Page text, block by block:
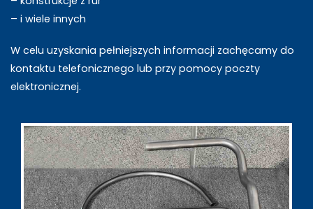
– i wiele innych
W celu uzyskania pełniejszych informacji zachęcamy do
kontaktu telefonicznego lub przy pomocy poczty
elektronicznej.